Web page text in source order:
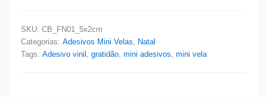
SKU: CB_FN01_5x2cm
Categorias: Adesivos Mini Velas, Natal
Tags: Adesivo vinil , gratidão, mini adesivos, mini vela